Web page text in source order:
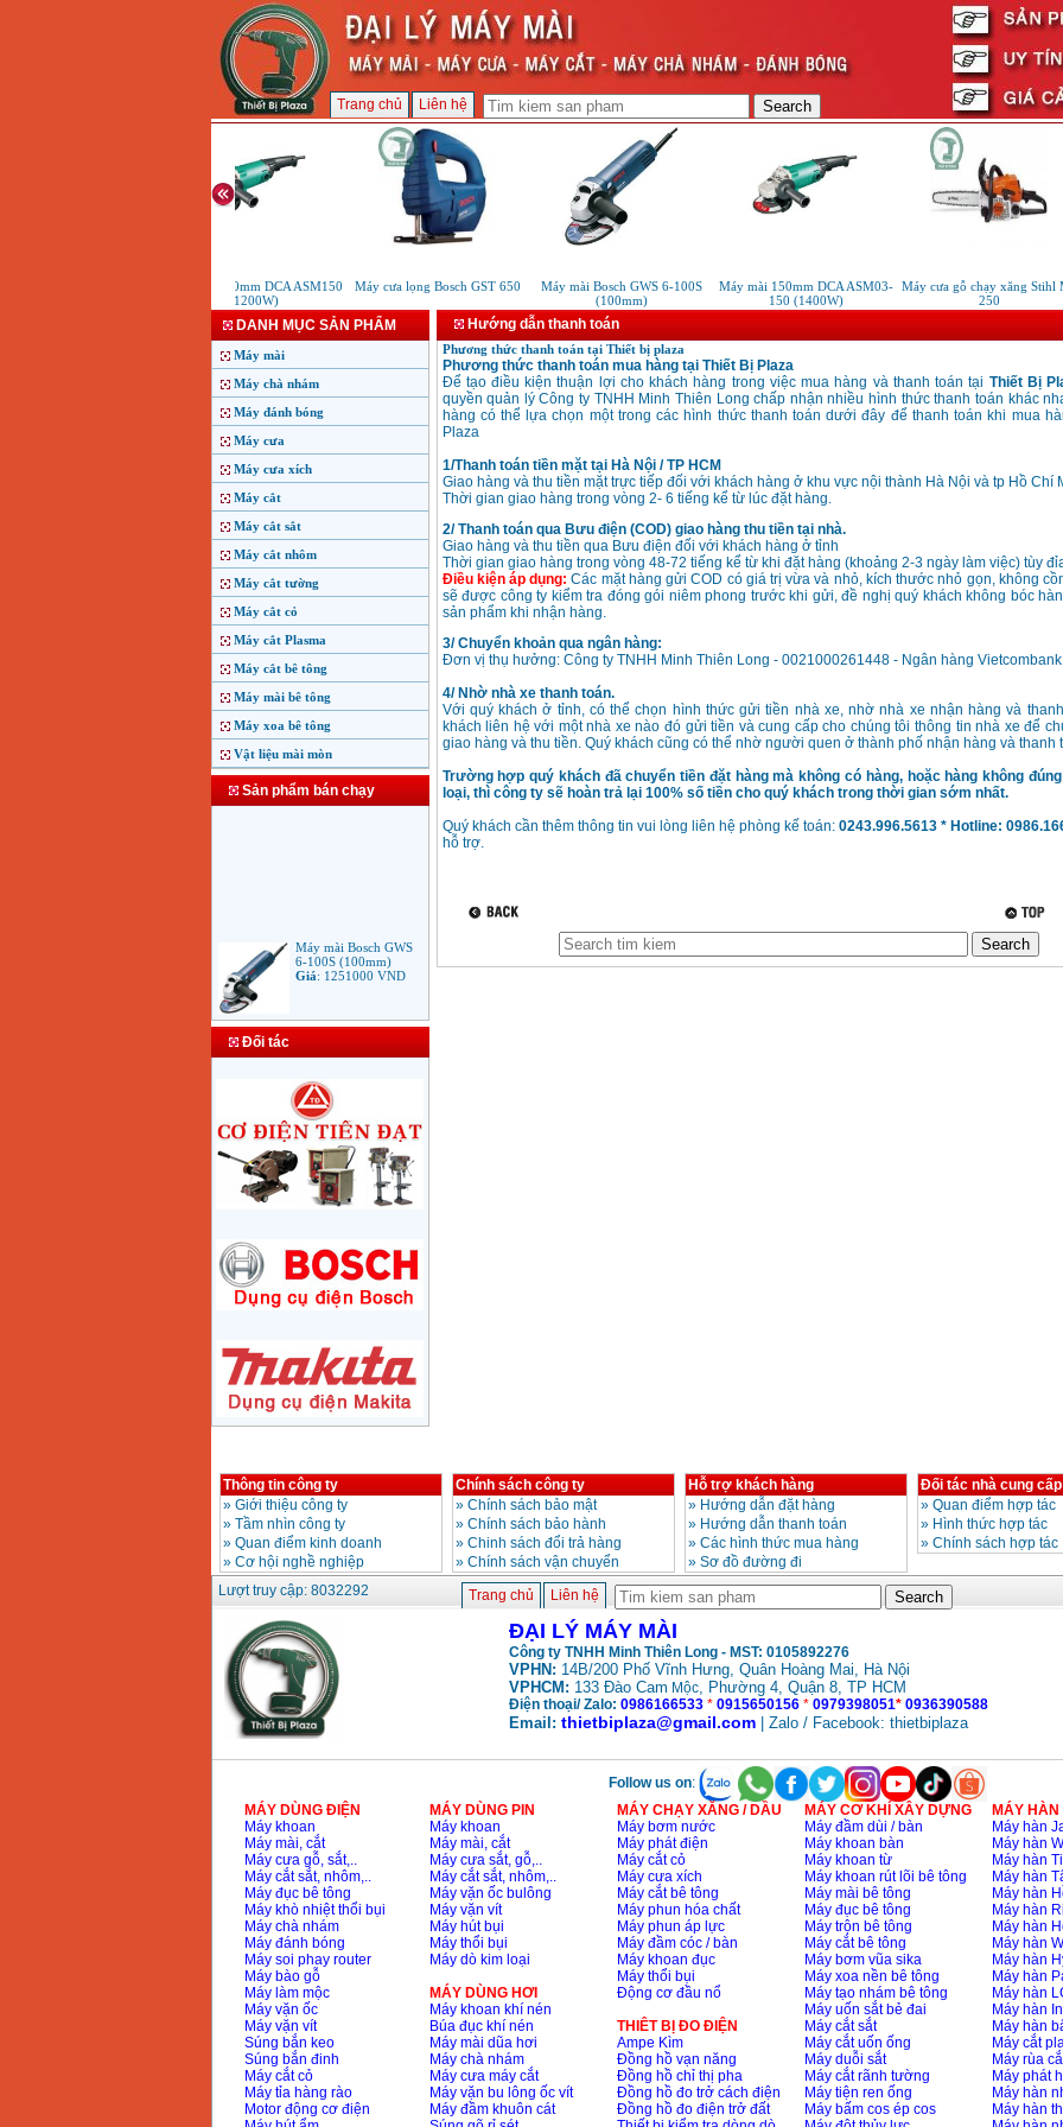
Trang chủ Liên hệ
Máy mài 150mm DCA ASM150
(1200W)
Máy cưa lọng Bosch GST 650
Máy mài Bosch GWS 6-100S
(100mm)
Máy mài 150mm DCA ASM03-
150 (1400W)
Máy cưa gỗ chạy xăng Stihl
250
DANH MỤC SẢN PHẨM
Máy mài
Máy chà nhám
Máy đánh bóng
Máy cưa
Máy cưa xích
Máy cắt
Máy cắt sắt
Máy cắt nhôm
Máy cắt tường
Máy cắt cỏ
Máy cắt Plasma
Máy cắt bê tông
Máy mài bê tông
Máy xoa bê tông
Vật liệu mài mòn
Sản phẩm bán chạy
6-100S (100mm)
Giá:1251000VND
9553B (100mm)
Giá:1285000
Máy mài 180mm
Bosch GWS 2200-180
(2000W)
Giá:3438000 VND
Makita 9558HN
(840W)
Giá
:1587000VND
GA4040 (100mm)
Giá:2043000VND
35-15 (350W)
Giá: 2759000
Máy mài cắt đa năng
Makita TM3000C
(320W)
Giá:2766000
Máy mài FEG-911A
(100mm)
Giá :760000
plasma Hồng ký
Máy mài 2 đá Hồng
ký MB1/2HP (0.5HP)
Giá: 2250000
Đối tác
Hướng dẫn thanh toán
Phương thức thanh toán tại Thiết bị plaza
Phương thức thanh toán mua hàng tại Thiết Bị Plaza
Để tạo điều kiện thuận lợi cho khách hàng trong việc mua hàng và thanh toán tại Thiết Bị
quyền quản lý Công ty TNHH Minh Thiên Long chấp nhận nhiều hình thức thanh toán khác
hàng có thể lựa chọn một trong các hình thức thanh toán dưới đây để thanh toán khi mua
Plaza
1/Thanh toán tiền mặt tại Hà Nội / TP HCM
Giao hàng và thu tiền mặt trực tiếp đối với khách hàng ở khu vực nội thành Hà Nội và tp Hồ Chí
Thời gian giao hàng trong vòng 2- 6 tiếng kể từ lúc đặt hàng.
2/ Thanh toán qua Bưu điện (COD) giao hàng thu tiền tại nhà.
Giao hàng và thu tiền qua Bưu điện đối với khách hàng ở tỉnh
Thời gian giao hàng trong vòng 48-72 tiếng kể từ khi đặt hàng (khoảng 2-3 ngày làm việc) tùy
Điều kiện áp dụng: Các mặt hàng gửi COD có giá trị vừa và nhỏ, kích thước nhỏ gọn, không
sẽ được công ty kiểm tra đóng gói niêm phong trước khi gửi, đề nghị quý khách không bóc
sản phẩm khi nhận hàng.
3/ Chuyển khoản qua ngân hàng:
Đơn vị thụ hưởng: Công ty TNHH Minh Thiên Long - 0021000261448 - Ngân hàng
4/ Nhờ nhà xe thanh toán.
Với quý khách ở tỉnh, có thể chọn hình thức gửi tiền nhà xe, nhờ nhà xe nhận hàng và
khách liên hệ với một nhà xe nào đó gửi tiền và cung cấp cho chúng tôi thông tin nhà xe để
giao hàng và thu tiền. Quý khách cũng có thể nhờ người quen ở thành phố nhận hàng và thanh
Trường hợp quý khách đã chuyển tiền đặt hàng mà không có hàng, hoặc hàng không
loại, thì công ty sẽ hoàn trả lại 100% số tiền cho quý khách trong thời gian sớm nhất.
Quý khách cần thêm thông tin vui lòng liên hệ phòng kế toán: 0243.996.5613 * Hotline:
hỗ trợ.
Thông tin công ty
» Giới thiệu công ty
» Tầm nhìn công ty
» Quan điểm kinh doanh
» Cơ hội nghề nghiệp
Chính sách công ty
» Chính sách bảo mật
» Chính sách bảo hành
» Chinh sách đổi trả hàng
» Chính sách vận chuyển
Hỗ trợ khách hàng
» Hướng dẫn đặt hàng
» Hướng dẫn thanh toán
» Các hình thức mua hàng
» Sơ đồ đường đi
Đối tác nhà cung cấp
» Quan điểm hợp tác
» Hình thức hợp tác
» Chính sách hợp tác
Lượt truy cập: 8032292 Trang chủ Liên hệ
ĐẠI LÝ MÁY MÀI
Công ty TNHH Minh Thiên Long - MST: 0105892276
VPHN: 14B/200 Phố Vĩnh Hưng, Quân Hoàng Mai, Hà Nội
VPHCM: 133 Đào Cam Mộc, Phường 4, Quận 8, TP HCM
Điện thoại/ Zalo: 0986166533 * 0915650156* 0979398051* 0936390588
Email: thietbiplaza@gmail.com| Zalo / Facebook: thietbiplaza
Follow us on:
MÁY DÙNG ĐIỆN
Máy khoan
Máy mài, cắt
Máy cưa gỗ, sắt,..
Máy cắt sắt, nhôm,..
Máy đục bê tông
Máy khò nhiệt thổi bụi
Máy chà nhám
Máy đánh bóng
Máy soi phay router
Máy bào gỗ
Máy làm mộc
Máy vặn ốc
Máy vặn vít
Súng bắn keo
Súng bắn đinh
Máy cắt cỏ
Máy tỉa hàng rào
Motor động cơ điện
MÁY DÙNG PIN
Máy khoan
Máy mài, cắt
Máy cưa sắt, gỗ,..
Máy cắt sắt, nhôm,..
Máy vặn ốc bulông
Máy vặn vít
Máy hút bụi
Máy thổi bụi
Máy dò kim loại
MÁY DÙNG HƠI
Máy khoan khí nén
Búa đục khí nén
Máy mài dũa hơi
Máy chà nhám
Máy cưa máy cắt
Máy vặn bu lông ốc vít
Máy đầm khuôn cát
MÁY CHẠY XĂNG / DẦU
Máy bơm nước
Máy phát điện
Máy cắt cỏ
Máy cưa xích
Máy cắt bê tông
Máy phun hóa chất
Máy phun áp lực
Máy đầm cóc / bàn
Máy khoan đục
Máy thổi bụi
Động cơ đầu nổ
THIÊT BỊ ĐO ĐIỆN
Ampe Kìm
Đồng hồ vạn năng
Đồng hồ chỉ thị pha
Đồng hồ đo trở cách điện
Đồng hồ đo điện trở đất
MÁY CƠ KHÍ XÂY DỰNG
Máy đầm dùi / bàn
Máy khoan bàn
Máy khoan từ
Máy khoan rút lõi bê tông
Máy mài bê tông
Máy đục bê tông
Máy trộn bê tông
Máy cắt bê tông
Máy bơm vũa sika
Máy xoa nền bê tông
Máy tạo nhám bê tông
Máy uốn sắt bẻ đai
Máy cắt sắt
Máy cắt uốn ống
Máy duỗi sắt
Máy cắt rãnh tường
Máy tiện ren ống
Máy bấm cos ép cos
MÁY HÀN
Máy hàn
Máy hàn
Máy hàn
Máy hàn
Máy hàn
Máy hàn
Máy hàn
Máy hàn
Máy hàn
Máy hàn
Máy hàn
Máy hàn
Máy hàn
Máy cắt
Máy rùa
Máy phát
Máy hàn
Máy hàn